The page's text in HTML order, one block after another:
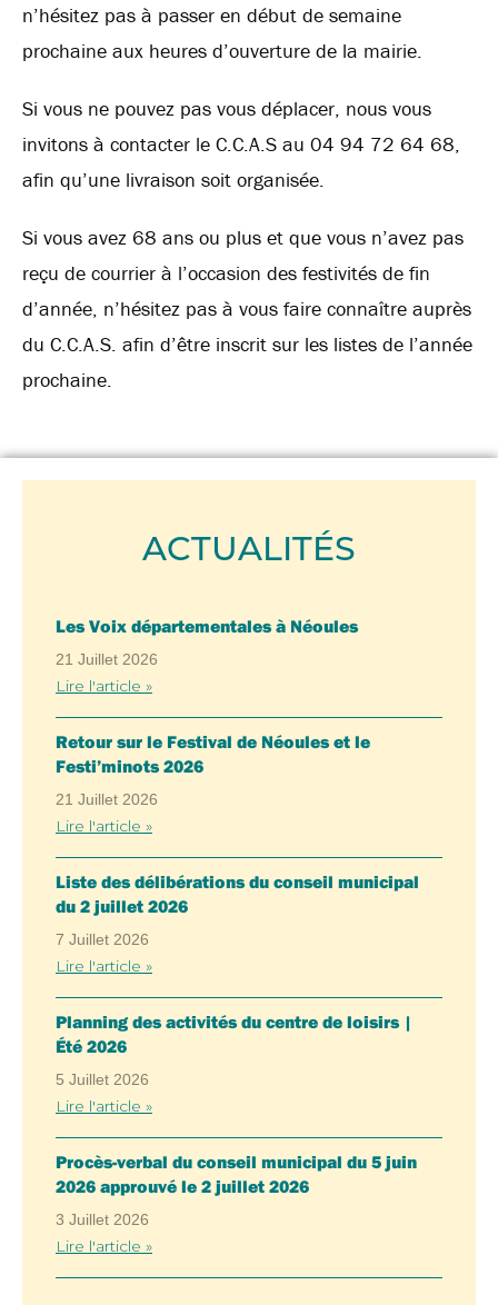
n’hésitez pas à passer en début de semaine
prochaine aux heures d’ouverture de la mairie.
Si vous ne pouvez pas vous déplacer, nous vous
invitons à contacter le C.C.A.S au 04 94 72 64 68,
afin qu’une livraison soit organisée.
Si vous avez 68 ans ou plus et que vous n’avez pas
reçu de courrier à l’occasion des festivités de fin
d’année, n’hésitez pas à vous faire connaître auprès
du C.C.A.S. afin d’être inscrit sur les listes de l’année
prochaine.
ACTUALITÉS
Les Voix départementales à Néoules
21 Juillet 2026
Lire l'article »
Retour sur le Festival de Néoules et le
Festi’minots 2026
21 Juillet 2026
Lire l'article »
Liste des délibérations du conseil municipal
du 2 juillet 2026
7 Juillet 2026
Lire l'article »
Planning des activités du centre de loisirs |
Été 2026
5 Juillet 2026
Lire l'article »
Procès-verbal du conseil municipal du 5 juin
2026 approuvé le 2 juillet 2026
3 Juillet 2026
Lire l'article »